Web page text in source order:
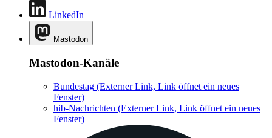
LinkedIn
Mastodon
Mastodon-Kanäle
Bundestag (Externer Link, Link öffnet ein neues
Fenster)
hib-Nachrichten (Externer Link, Link öffnet ein neues
Fenster)